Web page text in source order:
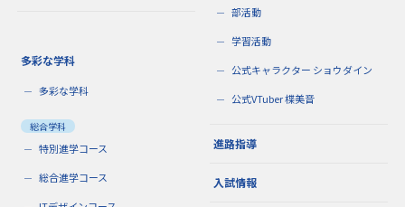
多彩な学科
多彩な学科
総合学科
特別進学コース
総合進学コース
部活動
学習活動
公式キャラクター ショウダイン
公式VTuber 楪美音
進路指導
入試情報